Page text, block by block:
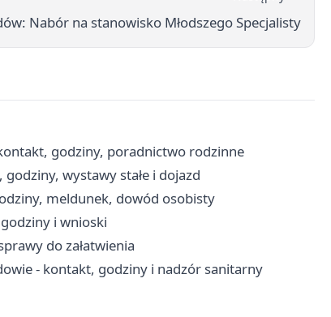
Nabór na stanowisko Młodszego Specjalisty
godziny, poradnictwo rodzinne
wystawy stałe i dojazd
meldunek, dowód osobisty
i wnioski
do załatwienia
- kontakt, godziny i nadzór sanitarny